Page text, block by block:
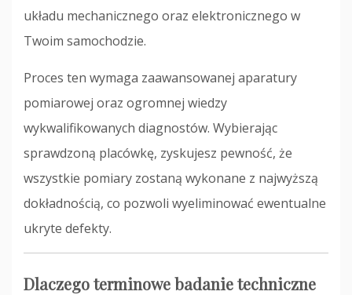
układu mechanicznego oraz elektronicznego w
Twoim samochodzie.
Proces ten wymaga zaawansowanej aparatury
pomiarowej oraz ogromnej wiedzy
wykwalifikowanych diagnostów. Wybierając
sprawdzoną placówkę, zyskujesz pewność, że
wszystkie pomiary zostaną wykonane z najwyższą
dokładnością, co pozwoli wyeliminować ewentualne
ukryte defekty.
Dlaczego terminowe badanie techniczne